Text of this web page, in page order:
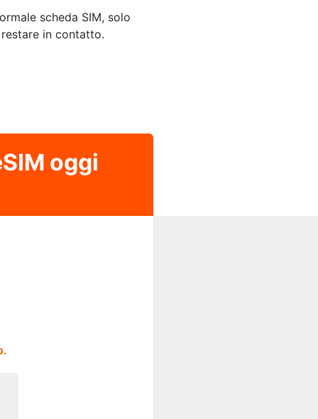
scheda SIM, solo
in contatto.
oggi